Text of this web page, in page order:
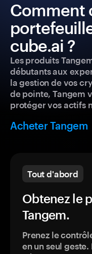
Comment
cube.ai ?
Les produits
débutants aux
la gestion de vos
de pointe, Tangem
protéger vos actifs
Acheter Tangem
Tout d'abord
Obtenez le
Tangem.
Prenez le
en un seul